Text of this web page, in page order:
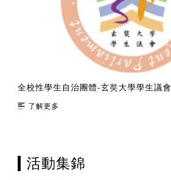
全校性學生自治團體-玄奘大學學生議會
了解更多
活動集錦